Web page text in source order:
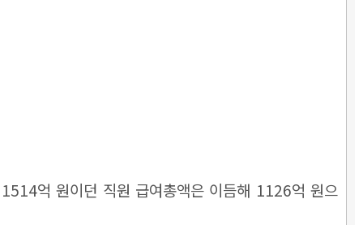
억 원이던 직원 급여총액은 이듬해 1126억 원으